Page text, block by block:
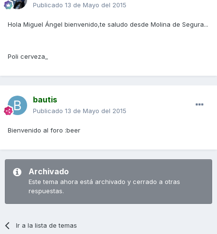
Publicado 13 de Mayo del 2015
Hola Miguel Ángel bienvenido,te saludo desde Molina de Segura...
Poli cerveza_
bautis
Publicado 13 de Mayo del 2015
Bienvenido al foro :beer
Archivado
Este tema ahora está archivado y cerrado a otras
respuestas.
Ir a la lista de temas